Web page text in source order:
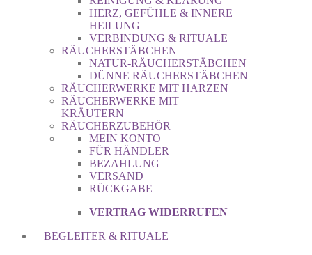
HERZ, GEFÜHLE & INNERE
HEILUNG
VERBINDUNG & RITUALE
RÄUCHERSTÄBCHEN
NATUR-RÄUCHERSTÄBCHEN
DÜNNE RÄUCHERSTÄBCHEN
RÄUCHERWERKE MIT HARZEN
RÄUCHERWERKE MIT
KRÄUTERN
RÄUCHERZUBEHÖR
MEIN KONTO
FÜR HÄNDLER
BEZAHLUNG
VERSAND
RÜCKGABE
VERTRAG WIDERRUFEN
BEGLEITER & RITUALE